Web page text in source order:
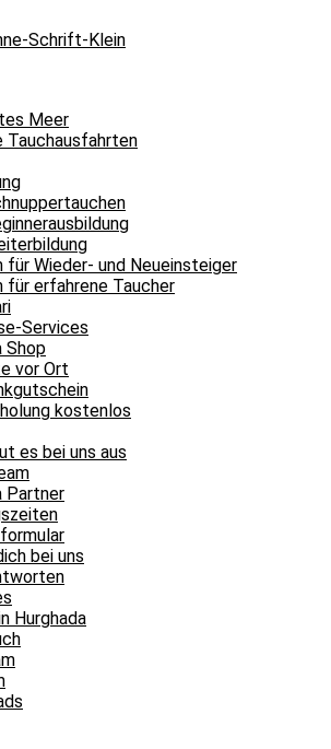
Meer
Tauchausfahrten
für Wieder- und Neueinsteiger
für erfahrene Taucher
Services
Shop
vor Ort
kostenlos
es bei uns aus
Partner
bei uns
Hurghada